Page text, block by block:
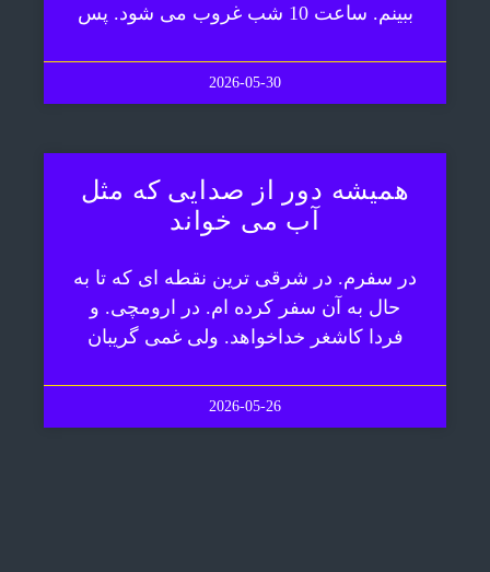
ببینم. ساعت 10 شب غروب می شود. پس
2026-05-30
همیشه دور از صدایی که مثل
آب می خواند
در سفرم. در شرقی ترین نقطه ای که تا به
حال به آن سفر کرده ام. در ارومچی. و
فردا کاشغر خداخواهد. ولی غمی گریبان
2026-05-26